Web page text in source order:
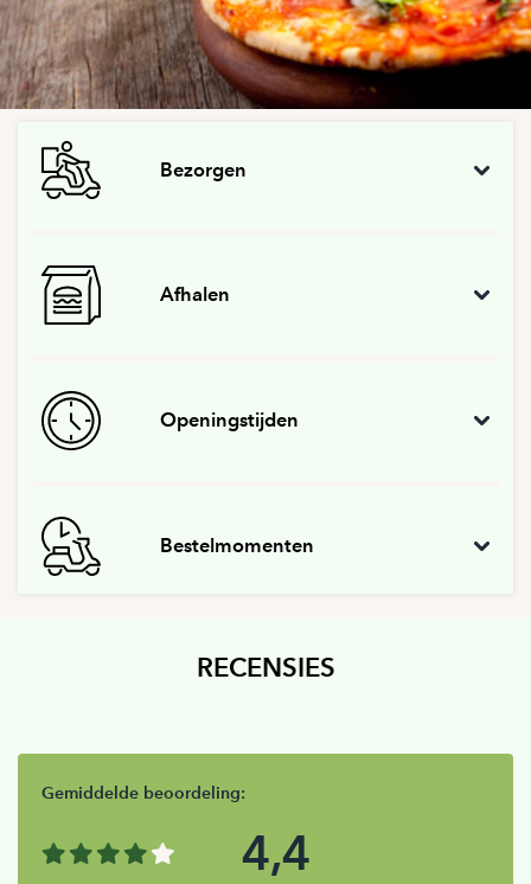
Bezorgen
Afhalen
Openingstijden
Bestelmomenten
RECENSIES
Gemiddelde beoordeling:
4,4